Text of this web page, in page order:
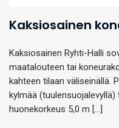
Kaksiosainen
Kaksiosainen Ryhti-Halli
maatalouteen tai
kahteen tilaan väliseinällä.
kylmää
huonekorkeus 5,0 m […]